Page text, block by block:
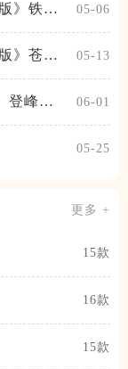
》铁扇
05-06
》苍天
05-13
登峰测
06-01
05-25
更多 +
15款
16款
15款